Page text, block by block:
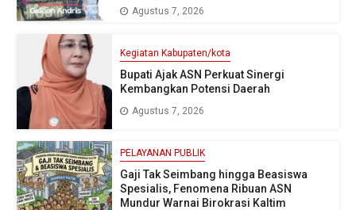
Agustus 7, 2026
Kegiatan Kabupaten/kota
Bupati Ajak ASN Perkuat Sinergi
Kembangkan Potensi Daerah
Agustus 7, 2026
PELAYANAN PUBLIK
Gaji Tak Seimbang hingga Beasiswa
Spesialis, Fenomena Ribuan ASN
Mundur Warnai Birokrasi Kaltim